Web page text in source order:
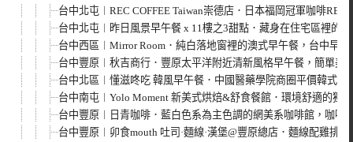
台中北屯︱REC COFFEE Taiwan崇德店．日本福岡冠軍咖啡
台中北屯︱昨日風景早午餐 x 11樓之3甜點．藏身在住宅區裡的
台中西區︱Mirror Room．純白落地窗裡的澳式早午餐，台中早午
台中豐原︱秋吉商行．豐原太平洋附近清新風格早午餐，簡單美
台中北區︱懂滋咚吃 韓風早午餐．中國醫藥學院商圈平價韓式早
台中南屯︱Yolo Moment 新美式烘焙&舒食餐館．環境舒適的獨
台中豐原︱日青咖啡．藍白色系為主色調的網美系咖啡館，咖
台中豐原︱卯食mouth 吐司·麵線·漢堡@豐原總店．麵線配雞排